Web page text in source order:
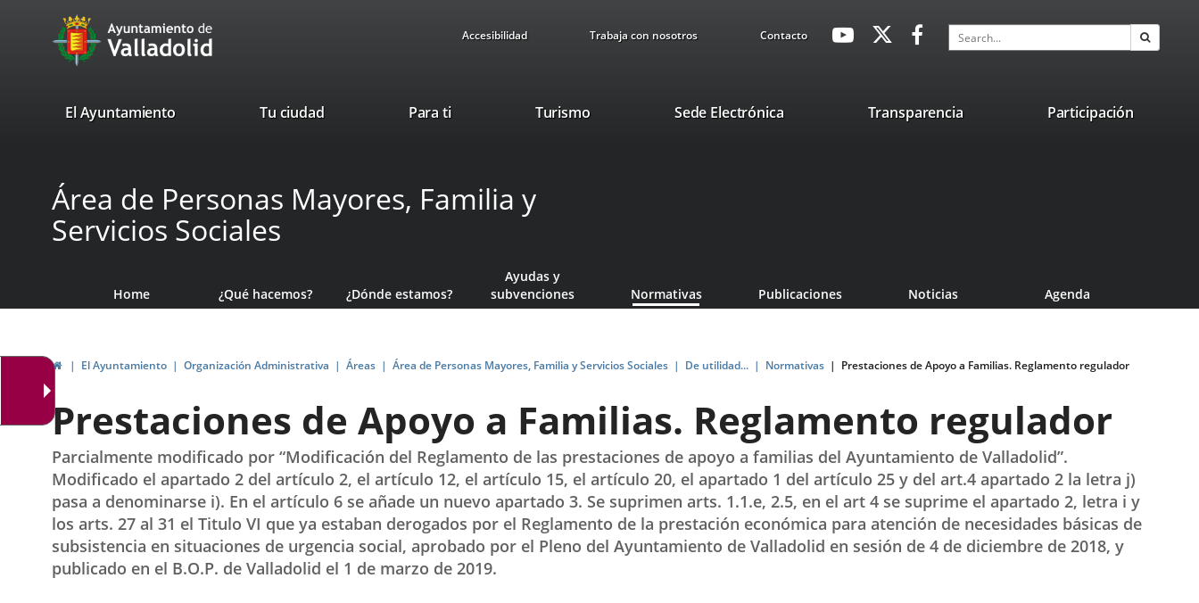
Portal
Web
Ayuntamiento
Valladolid
Accesibilidad Trabaja con nosotros ContactoavaHeaderSocial
Link
Link
application.
application.
Search
valladolid.es
El Ayuntamiento Tu ciudad Para ti TurismoThis
Sede ElectrónicaLink
Transparencia Participación
Área de Personas Mayores, Familia y
Servicios Sociales
Home ¿Qué hacemos? ¿Dónde estamos?
Ayudas y
subvenciones
Normativas Publicaciones Noticias Agenda
HomeEl Ayuntamiento Organización Administrativa Áreas Área de Personas Mayores, Familia y Servicios Sociales De utilidad... Normativas Prestaciones de Apoyo a Familias. Reglamento regulador
Prestaciones de Apoyo a Familias. Reglamento regulador
Parcialmente modificado por “Modificación del Reglamento de las prestaciones de apoyo a familias del Ayuntamiento de Valladolid”.
Modificado el apartado 2 del artículo 2, el artículo 12, el artículo 15, el artículo 20, el apartado 1 del artículo 25 y del art.4 apartado 2 la letra j)
pasa a denominarse i). En el artículo 6 se añade un nuevo apartado 3. Se suprimen arts. 1.1.e, 2.5, en el art 4 se suprime el apartado 2, letra i y
los arts. 27 al 31 el Titulo VI que ya estaban derogados por el Reglamento de la prestación económica para atención de necesidades básicas de
subsistencia en situaciones de urgencia social, aprobado por el Pleno del Ayuntamiento de Valladolid en sesión de 4 de diciembre de 2018, y
publicado en el B.O.P. de Valladolid el 1 de marzo de 2019.